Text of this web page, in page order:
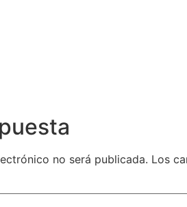
no será publicada. Los